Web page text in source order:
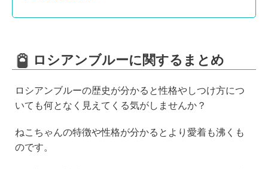
ロシアンブルーに関するまとめ
ロシアンブルーの歴史が分かると性格やしつけ方につ
いても何となく見えてくる気がしませんか？
ねこちゃんの特徴や性格が分かるとより愛着も沸くも
のです。